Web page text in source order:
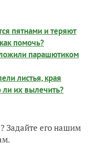
пятнами и теряют
помочь?
парашютиком
листья, края
ли их вылечить?
Задайте его нашим